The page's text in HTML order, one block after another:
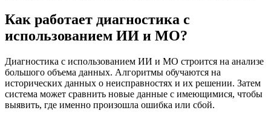
Как работает диагностика с
использованием ИИ и МО?
Диагностика с использованием ИИ и МО строится на анализе
большого объема данных. Алгоритмы обучаются на
исторических данных о неисправностях и их решении. Затем
система может сравнить новые данные с имеющимися, чтобы
выявить, где именно произошла ошибка или сбой.